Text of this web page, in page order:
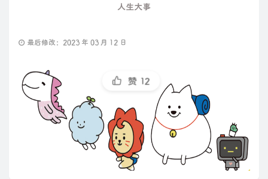
人生大事
最后修改：2023 年 03 月 12 日
赞 12